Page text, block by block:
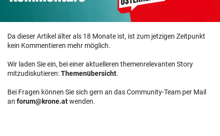
Da dieser Artikel älter als 18 Monate ist, ist zum jetzigen Zeitpunkt
kein Kommentieren mehr möglich.
Wir laden Sie ein, bei einer aktuelleren themenrelevanten Story
mitzudiskutieren:Themenübersicht.
Bei Fragen können Sie sich gern an das Community-Team per Mail
an forum@krone.atwenden.